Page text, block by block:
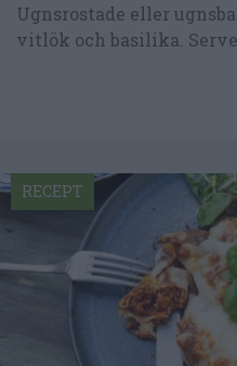
Ugnsrostade eller
vitlök och basilika.
RECEPT